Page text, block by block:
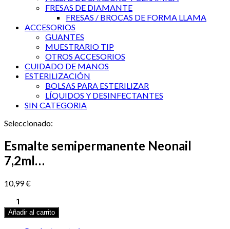
FRESAS DE DIAMANTE
FRESAS / BROCAS DE FORMA LLAMA
ACCESORIOS
GUANTES
MUESTRARIO TIP
OTROS ACCESORIOS
CUIDADO DE MANOS
ESTERILIZACIÓN
BOLSAS PARA ESTERILIZAR
LÍQUIDOS Y DESINFECTANTES
SIN CATEGORIA
Seleccionado:
Esmalte semipermanente Neonail
7,2ml…
10,99€
Esmalte
semipermanente
Neonail
Añadir al carrito